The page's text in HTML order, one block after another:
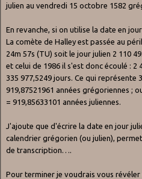
julien au vendredi 15 octobre 1582
En revanche, si on utilise la date en
La comète de Halley est passée au
24m 57s (TU) soit le jour julien 2 110
et celui de 1986 il s'est donc écoulé : 2
335 977,5249 jours. Ce qui représente
919,87521961 années grégoriennes ;
= 919,85633101 années juliennes.
J'ajoute que d'écrire la date en jour
calendrier grégorien (ou julien),
de transcription….
Pour terminer je voudrais vous